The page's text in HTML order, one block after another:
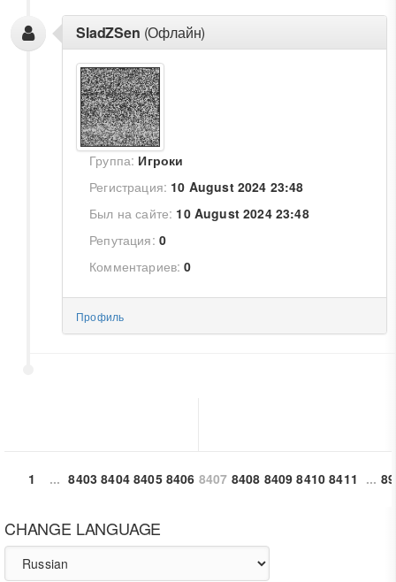
SladZSen (Офлайн)
Группа: Игроки
Регистрация: 10 August 2024 23:48
Был на сайте: 10 August 2024 23:48
Репутация: 0
Комментариев: 0
Профиль
1 ... 8403 8404 8405 8406 8407 8408 8409 8410 8411 ...
CHANGE LANGUAGE